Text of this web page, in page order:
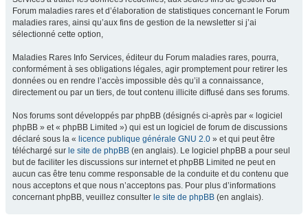
Forum maladies rares et d’élaboration de statistiques concernant le Forum
maladies rares, ainsi qu’aux fins de gestion de la newsletter si j’ai
sélectionné cette option,
Maladies Rares Info Services, éditeur du Forum maladies rares, pourra,
conformément à ses obligations légales, agir promptement pour retirer les
données ou en rendre l’accès impossible dès qu’il a connaissance,
directement ou par un tiers, de tout contenu illicite diffusé dans ses forums.
Nos forums sont développés par phpBB (désignés ci-après par « logiciel
phpBB » et « phpBB Limited ») qui est un logiciel de forum de discussions
déclaré sous la « licence publique générale GNU 2.0 » et qui peut être
téléchargé sur le site de phpBB (en anglais). Le logiciel phpBB a pour seul
but de faciliter les discussions sur internet et phpBB Limited ne peut en
aucun cas être tenu comme responsable de la conduite et du contenu que
nous acceptons et que nous n’acceptons pas. Pour plus d’informations
concernant phpBB, veuillez consulter le site de phpBB (en anglais).